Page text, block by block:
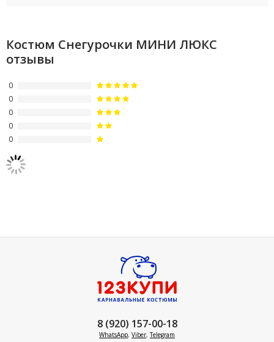
Костюм Снегурочки МИНИ ЛЮКС
отзывы
0
0
0
0
0
8 (920) 157-00-18
WhatsApp, Viber,Telegram